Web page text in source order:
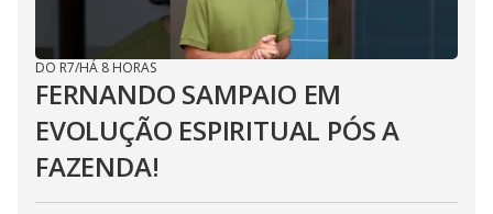
DO R7/HÁ 8 HORAS
FERNANDO SAMPAIO EM
EVOLUÇÃO ESPIRITUAL PÓS A
FAZENDA!